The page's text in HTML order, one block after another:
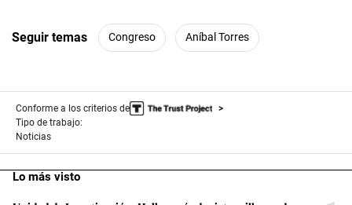
Seguir temas Congreso Aníbal Torres
Conforme a los criterios de
Tipo de trabajo:
Noticias
Lo más visto